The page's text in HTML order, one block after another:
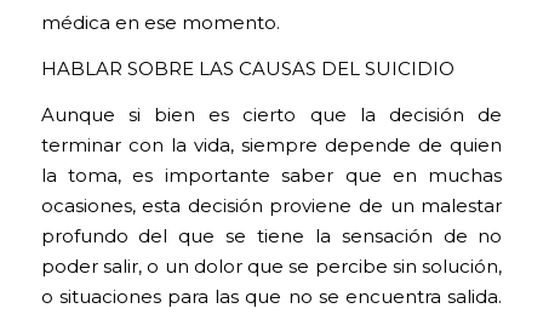
médica en ese momento.
HABLAR SOBRE LAS CAUSAS DEL SUICIDIO
Aunque si bien es cierto que la decisión de
terminar con la vida, siempre depende de quien
la toma, es importante saber que en muchas
ocasiones, esta decisión proviene de un malestar
profundo del que se tiene la sensación de no
poder salir, o un dolor que se percibe sin solución,
o situaciones para las que no se encuentra salida.